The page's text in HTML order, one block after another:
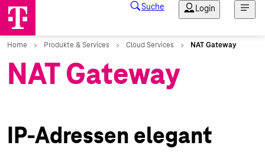
NAT Gateway
IP-Adressen elegant